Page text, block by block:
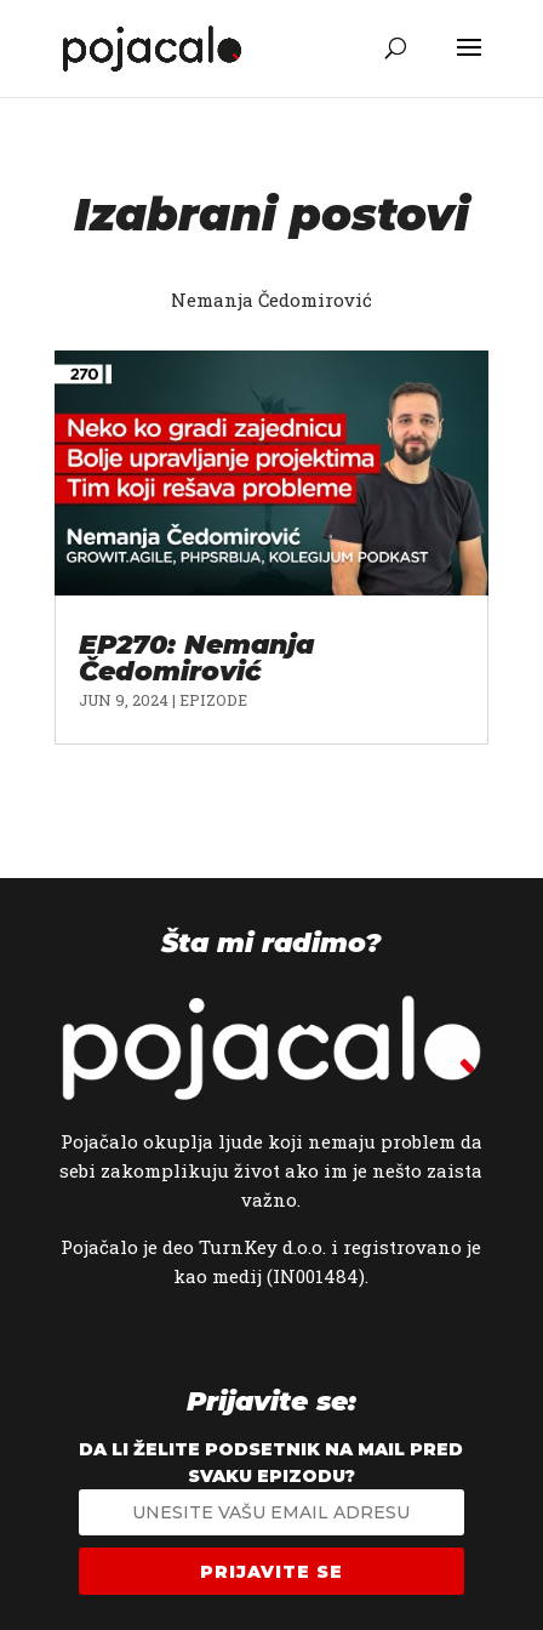
Izabrani postovi
Nemanja Čedomirović
EP270: Nemanja
Čedomirović
JUN 9, 2024| EPIZODE
Šta mi radimo?
Pojačalo okuplja ljude koji nemaju problem da
sebi zakomplikuju život ako im je nešto zaista
važno.
Pojačalo je deo TurnKey d.o.o. i registrovano je
kao medij (IN001484).
Prijavite se:
DA LI ŽELITE PODSETNIK NA MAIL PRED
SVAKU EPIZODU?
PRIJAVITE SE